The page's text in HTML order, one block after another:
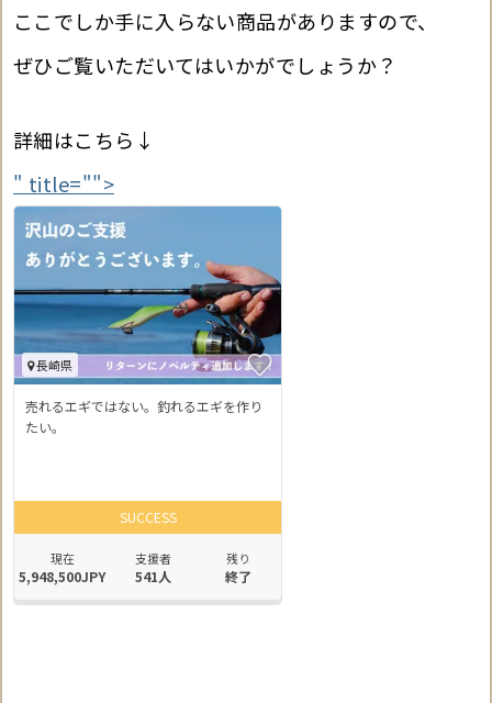
ここでしか手に入らない商品がありますので、
ぜひご覧いただいてはいかがでしょうか？
詳細はこちら↓
" title="">